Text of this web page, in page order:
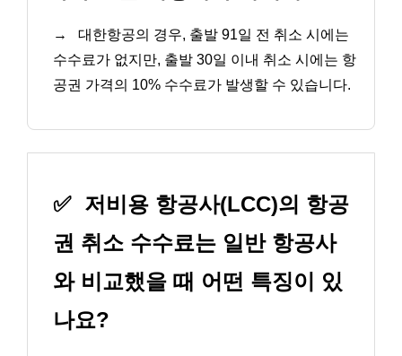
→
대한항공의 경우, 출발 91일 전 취소 시에는
수수료가 없지만, 출발 30일 이내 취소 시에는 항
공권 가격의 10% 수수료가 발생할 수 있습니다.
✅ 저비용 항공사(LCC)의 항공
권 취소 수수료는 일반 항공사
와 비교했을 때 어떤 특징이 있
나요?